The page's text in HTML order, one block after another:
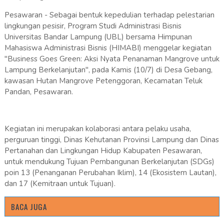
Pesawaran - Sebagai bentuk kepedulian terhadap pelestarian
lingkungan pesisir, Program Studi Administrasi Bisnis
Universitas Bandar Lampung (UBL) bersama Himpunan
Mahasiswa Administrasi Bisnis (HIMABI) menggelar kegiatan
"Business Goes Green: Aksi Nyata Penanaman Mangrove untuk
Lampung Berkelanjutan", pada Kamis (10/7) di Desa Gebang,
kawasan Hutan Mangrove Petenggoran, Kecamatan Teluk
Pandan, Pesawaran.
Kegiatan ini merupakan kolaborasi antara pelaku usaha,
perguruan tinggi, Dinas Kehutanan Provinsi Lampung dan Dinas
Pertanahan dan Lingkungan Hidup Kabupaten Pesawaran,
untuk mendukung Tujuan Pembangunan Berkelanjutan (SDGs)
poin 13 (Penanganan Perubahan Iklim), 14 (Ekosistem Lautan),
dan 17 (Kemitraan untuk Tujuan).
BACA JUGA